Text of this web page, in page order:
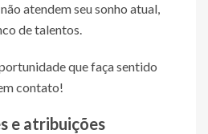
atendem seu sonho atual,
de talentos.
que faça sentido
contato!
e atribuições